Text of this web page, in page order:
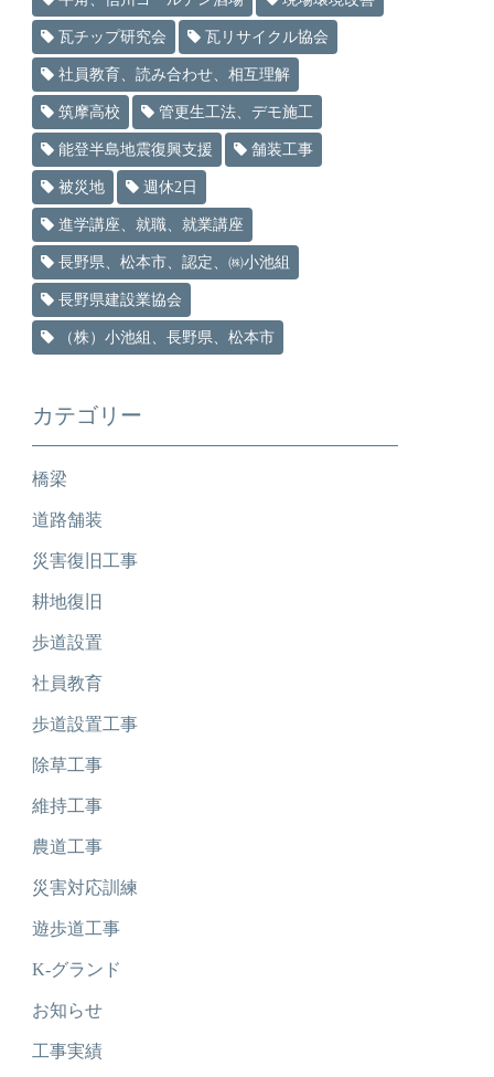
瓦チップ研究会 瓦リサイクル協会
社員教育、読み合わせ、相互理解
筑摩高校 管更生工法、デモ施工
能登半島地震復興支援 舗装工事
被災地 週休2日
進学講座、就職、就業講座
長野県、松本市、認定、㈱小池組
長野県建設業協会
（株）小池組、長野県、松本市
カテゴリー
橋梁
道路舗装
災害復旧工事
耕地復旧
歩道設置
社員教育
歩道設置工事
除草工事
維持工事
農道工事
災害対応訓練
遊歩道工事
K-グランド
お知らせ
工事実績